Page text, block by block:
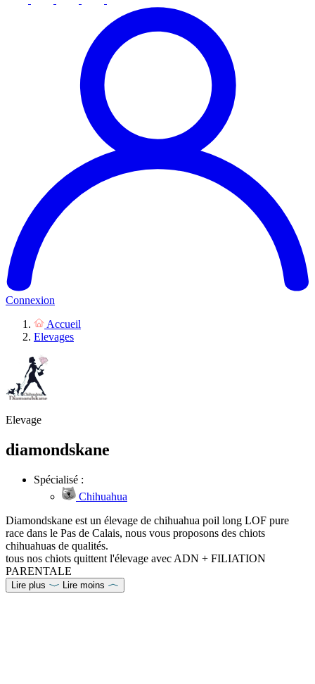
Connexion
Accueil
Elevages
Elevage
diamondskane
Spécialisé :
Chihuahua
Diamondskane est un élevage de chihuahua poil long LOF pure
race dans le Pas de Calais, nous vous proposons des chiots
chihuahuas de qualités.
tous nos chiots quittent l'élevage avec ADN + FILIATION
PARENTALE
Lire plus Lire moins